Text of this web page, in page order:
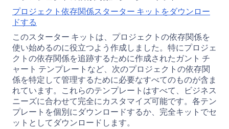
プロジェクト依存関係スターター キットをダウンロー
ドする
このスターター キットは、プロジェクトの依存関係を
使い始めるのに役立つよう作成しました。特にプロジェ
クトの依存関係を追跡するために作成されたガント チ
ャート テンプレートなど、次のプロジェクトの依存関
係を特定して管理するために必要なすべてのものが含ま
れています。これらのテンプレートはすべて、ビジネス
ニーズに合わせて完全にカスタマイズ可能です。各テン
プレートを個別にダウンロードするか、完全キットでセ
ットとしてダウンロードします。